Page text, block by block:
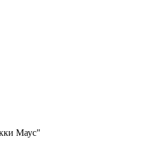
Маус"